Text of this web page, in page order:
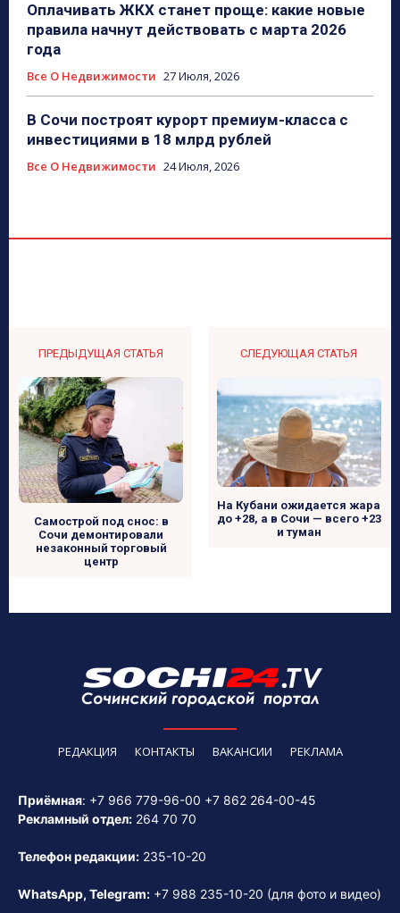
Оплачивать ЖКХ станет проще: какие новые
правила начнут действовать с марта 2026
года
Все О Недвижимости 27 Июля, 2026
В Сочи построят курорт премиум-класса с
инвестициями в 18 млрд рублей
Все О Недвижимости 24 Июля, 2026
ПРЕДЫДУЩАЯ СТАТЬЯ
Самострой под снос: в
Сочи демонтировали
незаконный торговый
центр
СЛЕДУЮЩАЯ СТАТЬЯ
На Кубани ожидается жара
до +28, а в Сочи — всего +23
и туман
РЕДАКЦИЯ КОНТАКТЫ ВАКАНСИИ РЕКЛАМА
Приёмная: +7 966 779-96-00 +7 862 264-00-45
Рекламный отдел: 264 70 70
Телефон редакции: 235-10-20
WhatsApp, Telegram: +7 988 235-10-20 (для фото и видео)